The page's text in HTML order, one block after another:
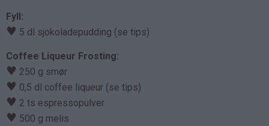
Fyll:
♥ 5 dl sjokoladepudding (se tips)
Coffee Liqueur Frosting:
♥ 250 g smør
♥ 0,5 dl coffee liqueur (se tips)
♥ 2 ts espressopulver
♥ 500 g melis